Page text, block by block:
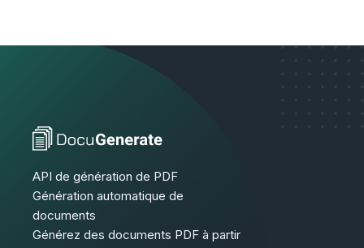
API de génération de PDF
Génération automatique de
documents
Générez des documents PDF à partir